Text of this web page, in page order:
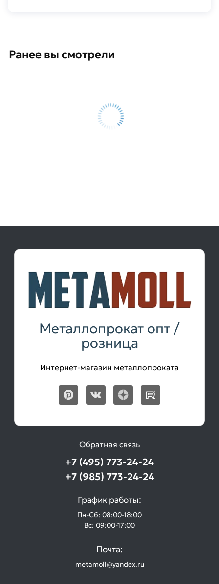
Ранее вы смотрели
Металлопрокат опт /
розница
Интернет-магазин металлопроката
Обратная связь
+7 (495) 773-24-24
+7 (985) 773-24-24
График работы:
Пн-Сб: 08:00-18:00
Вс: 09:00-17:00
Почта:
metamoll@yandex.ru